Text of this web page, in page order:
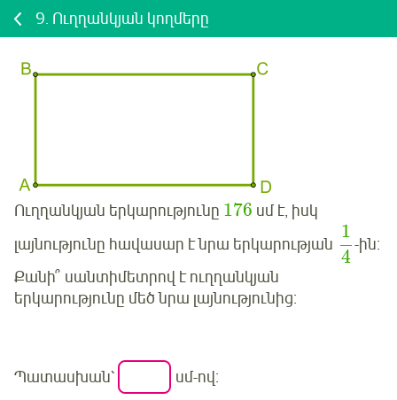
9. Ուղղանկյան կողմերը
Ուղղանկյան երկարությունը 176 սմ է, իսկ
լայնությունը հավասար է նրա երկարության
1
4
-ին:
Քանի՞ սանտիմետրով է ուղղանկյան
երկարությունը մեծ նրա լայնությունից:
Պատասխան՝ սմ-ով: